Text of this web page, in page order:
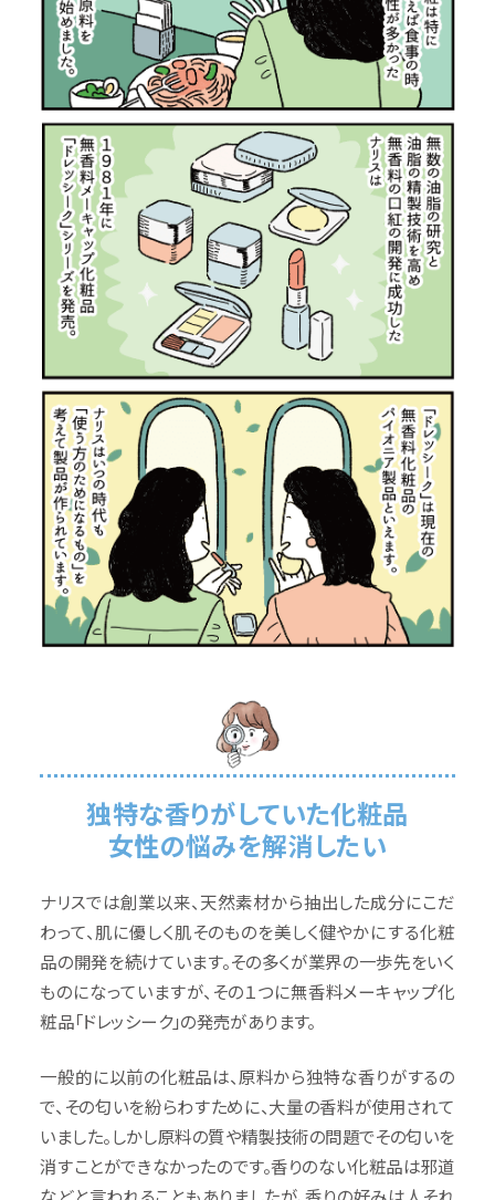
独特な香りがしていた化粧品
女性の悩みを解消したい
ナリスでは創業以来、天然素材から抽出した成分にこだ
わって、肌に優しく肌そのものを美しく健やかにする化粧
品の開発を続けています。その多くが業界の一歩先をいく
ものになっていますが、その１つに無香料メーキャップ化
粧品「ドレッシーク」の発売があります。
一般的に以前の化粧品は、原料から独特な香りがするの
で、その匂いを紛らわすために、大量の香料が使用されて
いました。しかし原料の質や精製技術の問題でその匂いを
消すことができなかったのです。香りのない化粧品は邪道